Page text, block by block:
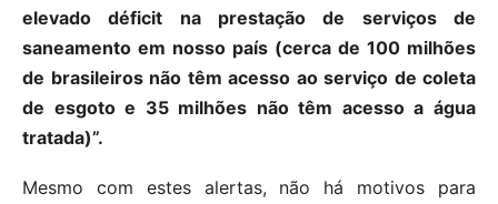
elevado déficit na prestação de serviços de
saneamento em nosso país (cerca de 100 milhões
de brasileiros não têm acesso ao serviço de coleta
de esgoto e 35 milhões não têm acesso a água
tratada)”.
Mesmo com estes alertas, não há motivos para